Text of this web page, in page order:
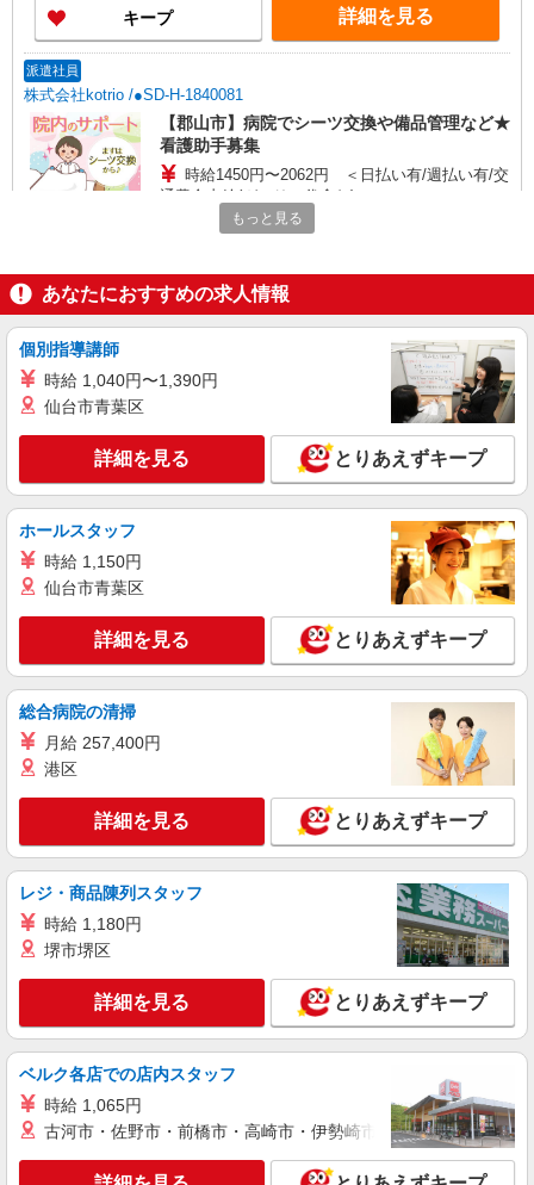
キープ 詳細を見る
派遣社員
株式会社kotrio /●SD-H-1840081
【郡山市】病院でシーツ交換や備品管理など★
看護助手募集
時給1450円〜2062円 ＜日払い有/週払い有/交
通費全支給(ガソリン代含む)＞
キープ 詳細を見る
派遣社員
株式会社ブレイブ（マイナビグループ）/MD09
介護スタッフ ◆デイサービス、サービス付き
高齢者向け住宅、グループホームなど様々な勤
未経験：時給1350〜1550円（資格・経験によ
る） 経験者：時給1550〜1750円（資格・経験によ
る） ◎月収例 時給1750円×1日8時間×22日（週5
日）＝30万8000円 ◆昇給あり ◆支払い方法 ※日
払い/週払い/月払い対応も可能です。詳しくは面談
時にご相談ください。 ◆交通費：別途全額支給 ※
福島県郡山市 【最寄駅】 ◆各線「郡山駅」 ◆
各線「安積永盛駅」 ◆JR磐越西線「安子ケ島駅」
★その他、近隣に多数勤務地あります！
キープ 詳細を見る
派遣社員
株式会社kotrio /●SD-H-1828748
＼日払いOK／夕方退社可♪デイサービス
STAFF急募＊郡山市
時給1450円〜2062円 ＜日払い有/週払い有/交
キープ 詳細を見る
株式会社kotrio /●SD-H-1908772
＜安積永盛駅＞障がい児童施設の新規
時給1250円〜 ＜資格や経験に応じて決定/交
通費全支給(ガソリン代含む)＞
福島県郡山市安積町
キープ
派遣社員
株式会社kotrio /●SD-H-2066363
もっと見る
あなたにおすすめの求人情報
個別指導講師
時給 1,040円〜1,390円
仙台市青葉区
詳細を見る とりあえずキープ
ホールスタッフ
時給 1,150円
仙台市青葉区
詳細を見る とりあえずキープ
総合病院の清掃
月給 257,400円
港区
詳細を見る とりあえずキープ
レジ・商品陳列スタッフ
時給 1,180円
堺市堺区
詳細を見る とりあえずキープ
ベルク各店での店内スタッフ
時給 1,065円
古河市・佐野市・前橋市・高崎市・伊勢崎市・太田市・館林市